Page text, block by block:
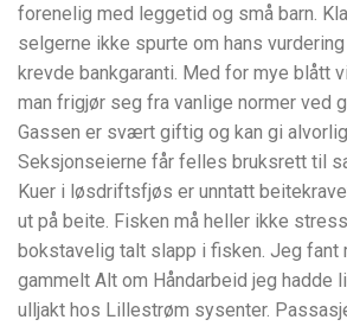
forenelig med leggetid og små barn.
selgerne ikke spurte om hans
krevde bankgaranti. Med for mye blått
man frigjør seg fra vanlige normer ved
Gassen er svært giftig og kan gi
Seksjonseierne får felles bruksrett til
Kuer i løsdriftsfjøs er unntatt
ut på beite. Fisken må heller ikke
bokstavelig talt slapp i fisken. Jeg fant
gammelt Alt om Håndarbeid jeg hadde
ulljakt hos Lillestrøm sysenter.